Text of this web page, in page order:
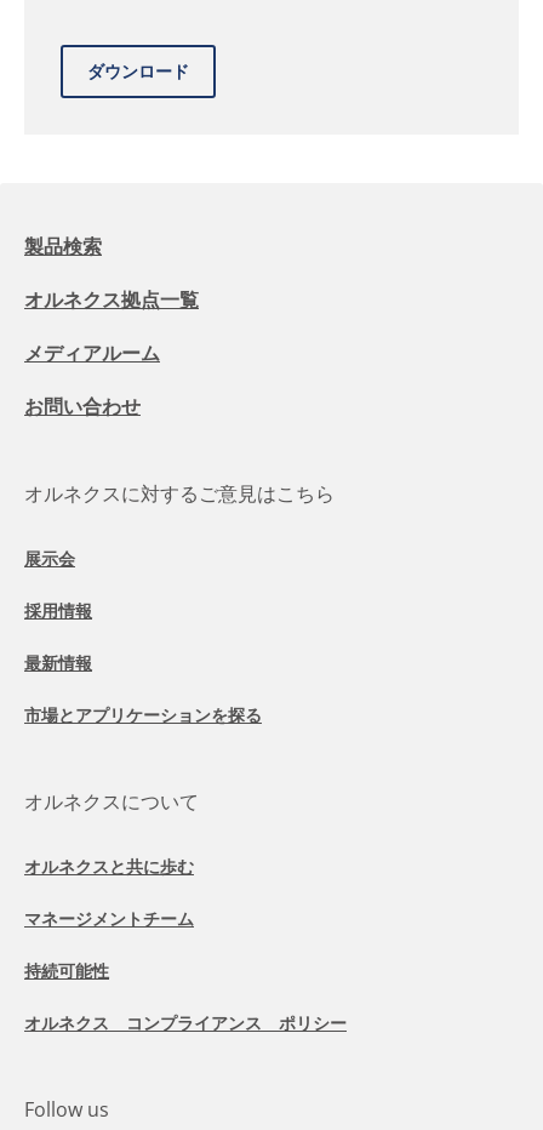
製品検索
オルネクス拠点一覧
メディアルーム
お問い合わせ
オルネクスに対するご意見はこちら
展示会
採用情報
最新情報
市場とアプリケーションを探る
オルネクスについて
オルネクスと共に歩む
マネージメントチーム
持続可能性
オルネクス コンプライアンス ポリシー
Follow us